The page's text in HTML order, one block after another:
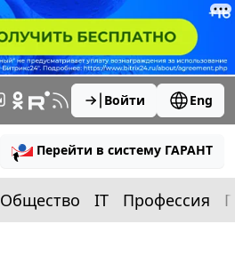
Войти Eng
Перейти в систему ГАРАНТ
Общество IT Профессия